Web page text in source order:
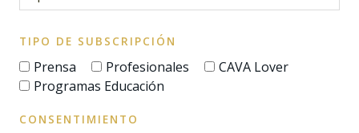
TIPO DE SUBSCRIPCIÓN
Prensa Profesionales
CAVA Lover
Programas Educación
CONSENTIMIENTO